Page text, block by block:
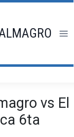
vs El
6ta